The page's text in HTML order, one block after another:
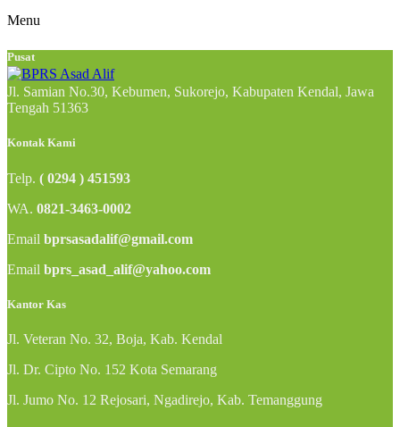
Menu
Pusat
Jl. Samian No.30, Kebumen, Sukorejo, Kabupaten Kendal, Jawa
Tengah 51363
Kontak Kami
Telp. ( 0294 ) 451593
WA. 0821-3463-0002
Email bprsasadalif@gmail.com
Email bprs_asad_alif@yahoo.com
Kantor Kas
Jl. Veteran No. 32, Boja, Kab. Kendal
Jl. Dr. Cipto No. 152 Kota Semarang
Jl. Jumo No. 12 Rejosari, Ngadirejo, Kab. Temanggung